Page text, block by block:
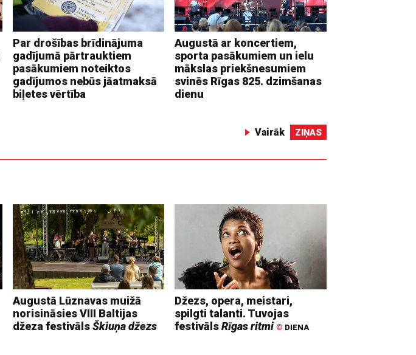
Par drošības brīdinājuma
gadījumā pārtrauktiem
pasākumiem noteiktos
gadījumos nebūs jāatmaksā
biļetes vērtība
Augustā ar koncertiem,
sporta pasākumiem un ielu
mākslas priekšnesumiem
svinēs Rīgas 825. dzimšanas
dienu
Vairāk ZIŅAS
Augustā Lūznavas muižā
norisināsies VIII Baltijas
džeza festivālsŠkiuņa džezs
Džezs, opera, meistari,
spilgti talanti. Tuvojas
festivālsRīgas ritmi © DIENA